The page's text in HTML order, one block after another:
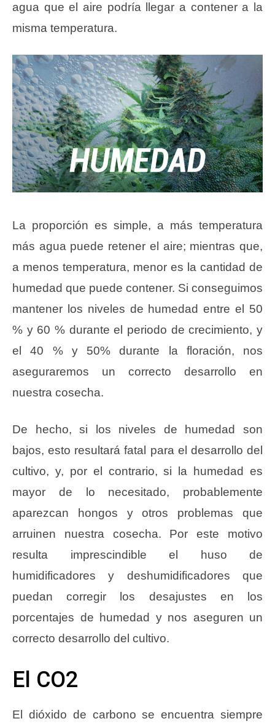
agua que el aire podría llegar a contener a la
misma temperatura.
La proporción es simple, a más temperatura
más agua puede retener el aire; mientras que,
a menos temperatura, menor es la cantidad de
humedad que puede contener. Si conseguimos
mantener los niveles de humedad entre el 50
% y 60 % durante el periodo de crecimiento, y
el 40 % y 50% durante la floración, nos
aseguraremos un correcto desarrollo en
nuestra cosecha.
De hecho, si los niveles de humedad son
bajos, esto resultará fatal para el desarrollo del
cultivo, y, por el contrario, si la humedad es
mayor de lo necesitado, probablemente
aparezcan hongos y otros problemas que
arruinen nuestra cosecha. Por este motivo
resulta imprescindible el huso de
humidificadores y deshumidificadores que
puedan corregir los desajustes en los
porcentajes de humedad y nos aseguren un
correcto desarrollo del cultivo.
El CO2
El dióxido de carbono se encuentra siempre